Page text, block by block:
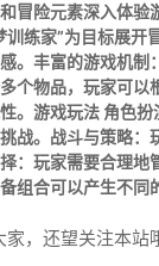
冒险元素深入体验
练家”为目标展开
。 丰富的游戏机制
个物品，玩家可
。 游戏玩法角色扮
战。 战斗与策略：
：玩家需要合理地
组合可以产生不同
，还望关注本站